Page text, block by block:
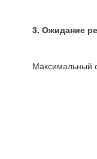
3. Ожидание
Максимальный